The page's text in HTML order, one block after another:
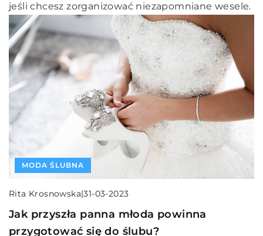
jeśli chcesz zorganizować niezapomniane wesele.
MODA ŚLUBNA
Rita Krosnowska|31-03-2023
Jak przyszła panna młoda powinna
przygotować się do ślubu?